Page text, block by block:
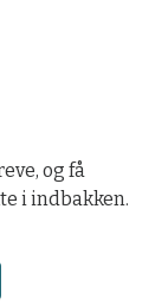
og få
i indbakken.